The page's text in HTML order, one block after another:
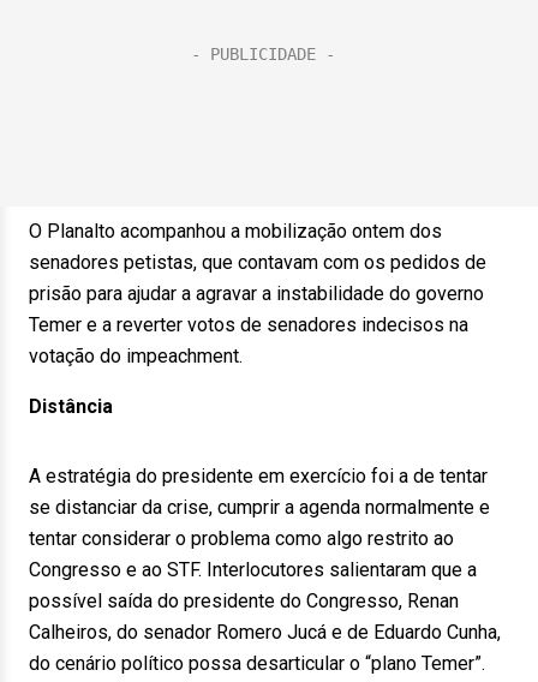
O Planalto acompanhou a mobilização ontem dos
senadores petistas, que contavam com os pedidos de
prisão para ajudar a agravar a instabilidade do governo
Temer e a reverter votos de senadores indecisos na
votação do impeachment.
Distância
A estratégia do presidente em exercício foi a de tentar
se distanciar da crise, cumprir a agenda normalmente e
tentar considerar o problema como algo restrito ao
Congresso e ao STF. Interlocutores salientaram que a
possível saída do presidente do Congresso, Renan
Calheiros, do senador Romero Jucá e de Eduardo Cunha,
do cenário político possa desarticular o “plano Temer”.